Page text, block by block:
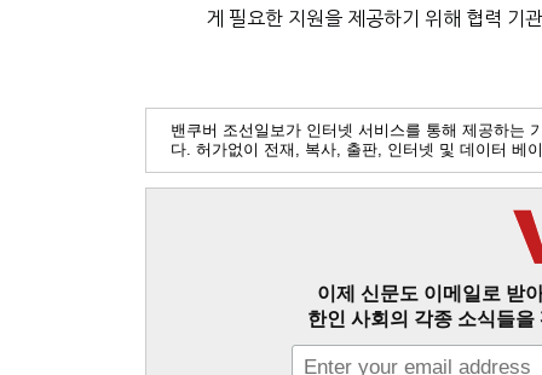
게 필요한 지원을 제공하기 위해 협력 기
밴쿠버 조선일보가 인터넷 서비스를 통해 제공하는
다. 허가없이 전재, 복사, 출판, 인터넷 및 데이터 베
이제 신문도 이메일로 받
한인 사회의 각종 소식들